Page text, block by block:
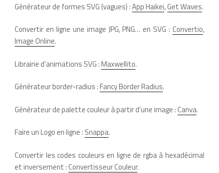
Générateur de formes SVG (vagues) :App Haikei,Get Waves.
Convertir en ligne une image JPG, PNG… en SVG : Convertio,
Image Online.
Librairie d’animations SVG :Maxwellito.
Générateur border-radius :Fancy Border Radius.
Générateur de palette couleur à partir d’une image :Canva.
Faire un Logo en ligne : Snappa.
Convertir les codes couleurs en ligne de rgba à hexadécimal
et inversement :Convertisseur Couleur.